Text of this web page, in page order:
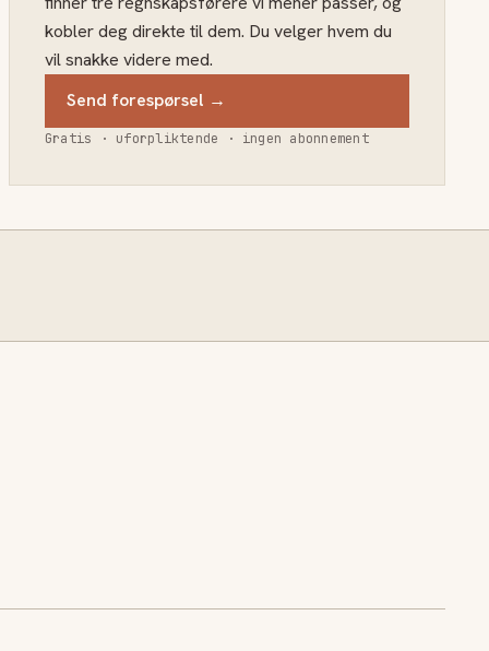
kobler deg direkte til dem. Du velger hvem du
vil snakke videre med.
Send forespørsel →
Gratis · uforpliktende · ingen abonnement